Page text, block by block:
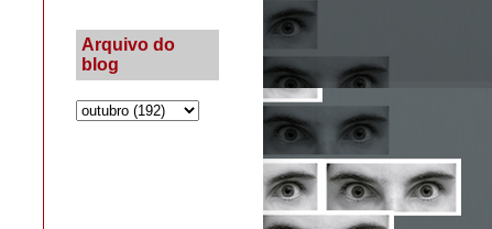
Arquivo do
blog